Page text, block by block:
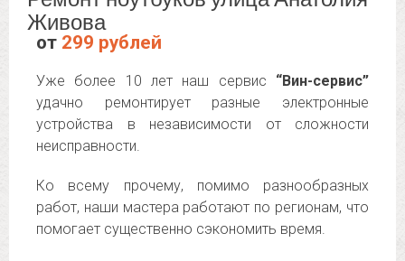
Живова
от 299 рублей
Уже более 10 лет наш сервис “Вин-сервис”
удачно ремонтирует разные электронные
устройства в независимости от сложности
неисправности.
Ко всему прочему, помимо разнообразных
работ, наши мастера работают по регионам, что
помогает существенно сэкономить время.